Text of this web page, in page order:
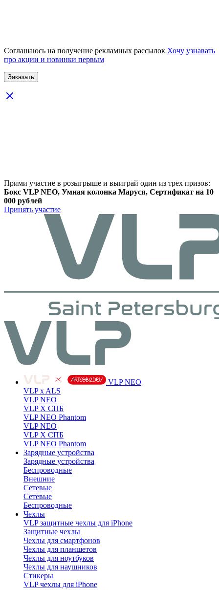
Соглашаюсь на получение рекламных рассылок Хочу узнавать
про акции и новинки первым
Прими участие в розыгрыше и выиграй один из трех призов:
Бокс VLP NEO, Умная колонка Маруся, Сертификат на 10
000 рублей
Принять участие
VLP NEO
VLP x ALS
VLP NEO
VLP X СПБ
VLP NEO Phantom
VLP NEO
VLP X СПБ
VLP NEO Phantom
Зарядные устройства
Зарядные устройства
Беспроводные
Внешние
Сетевые
Сетевые
Беспроводные
Чехлы
VLP защитные чехлы для iPhone
Защитные чехлы
Чехлы для смартфонов
Чехлы для планшетов
Чехлы для ноутбуков
Чехлы для наушников
Стикеры
VLP чехлы для iPhone